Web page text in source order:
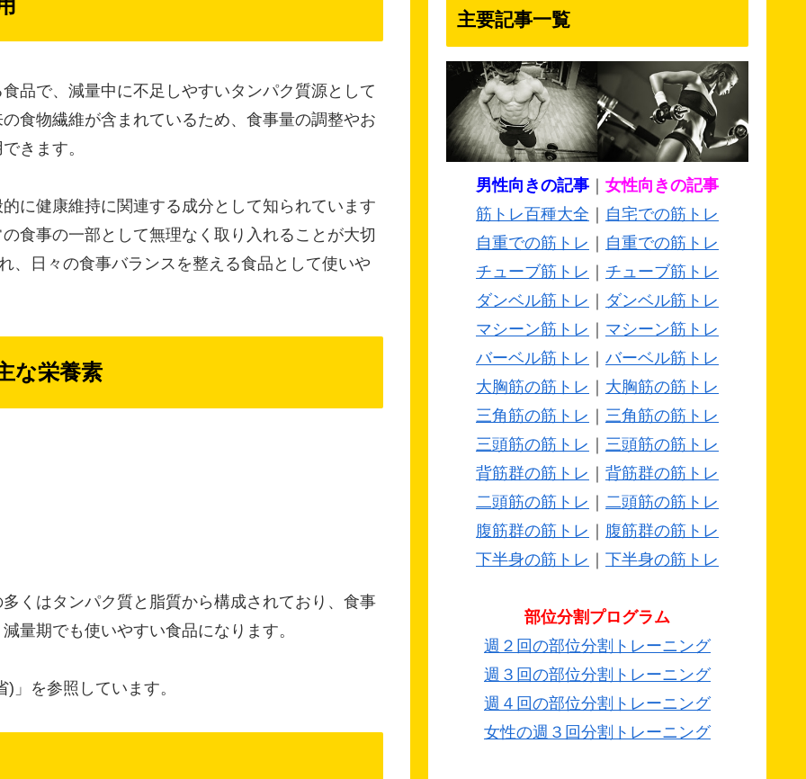
品で、減量中に不足しやすいタンパク質源として
食物繊維が含まれているため、食事量の調整やお
きます。
に健康維持に関連する成分として知られています
食事の一部として無理なく取り入れることが大切
、日々の食事バランスを整える食品として使いや
な栄養素
くはタンパク質と脂質から構成されており、食事
量期でも使いやすい食品になります。
」を参照しています。
主要記事一覧
男性向きの記事 ｜ 女性向きの記事
筋トレ百種大全 ｜ 自宅での筋トレ
自重での筋トレ ｜ 自重での筋トレ
チューブ筋トレ ｜ チューブ筋トレ
ダンベル筋トレ ｜ ダンベル筋トレ
マシーン筋トレ ｜ マシーン筋トレ
バーベル筋トレ ｜ バーベル筋トレ
大胸筋の筋トレ ｜ 大胸筋の筋トレ
三角筋の筋トレ ｜ 三角筋の筋トレ
三頭筋の筋トレ ｜ 三頭筋の筋トレ
背筋群の筋トレ ｜ 背筋群の筋トレ
二頭筋の筋トレ ｜ 二頭筋の筋トレ
腹筋群の筋トレ ｜ 腹筋群の筋トレ
下半身の筋トレ ｜ 下半身の筋トレ
部位分割プログラム
週２回の部位分割トレーニング
週３回の部位分割トレーニング
週４回の部位分割トレーニング
女性の週３回分割トレーニング